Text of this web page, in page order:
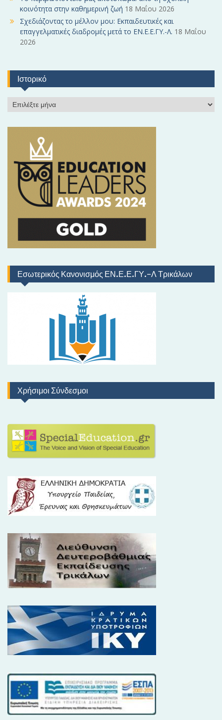
κοινότητα στην καθημερινή ζωή 18 Μαΐου 2026
Σχεδιάζοντας το μέλλον μου: Εκπαιδευτικές και
επαγγελματικές διαδρομές μετά το ΕΝ.Ε.Ε.ΓΥ.-Λ. 18 Μαΐου
2026
Ιστορικό
Εσωτερικός Κανονισμός ΕΝ.Ε.Ε.ΓΥ.-Λ Τρικάλων
Χρήσιμοι Σύνδεσμοι